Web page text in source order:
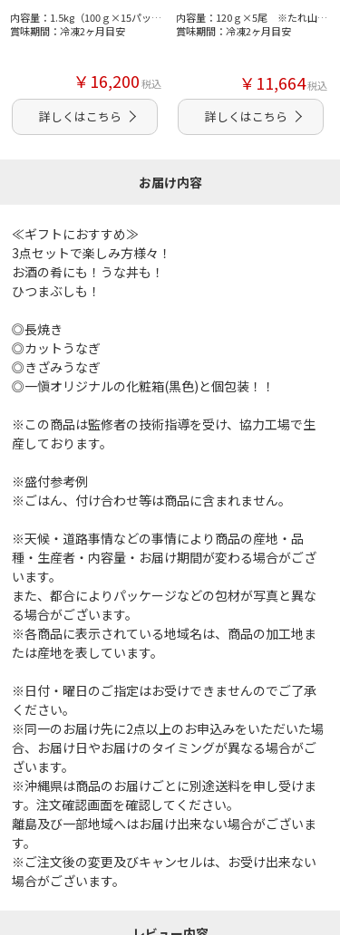
内容量：1.5kg（100ｇ×15パック） ※タレこみ
賞味期間：冷凍2ヶ月目安
￥16,200 税込
詳しくはこちら
内容量：120ｇ×5尾 ※たれ山椒付き
賞味期間：冷凍2ヶ月目安
￥11,664税込
詳しくはこちら
お届け内容
≪ギフトにおすすめ≫
3点セットで楽しみ方様々！
お酒の肴にも！うな丼も！
ひつまぶしも！
◎長焼き
◎カットうなぎ
◎きざみうなぎ
◎一愼オリジナルの化粧箱(黒色)と個包装！！
※この商品は監修者の技術指導を受け、協力工場で生
産しております。
※盛付参考例
※ごはん、付け合わせ等は商品に含まれません。
※天候・道路事情などの事情により商品の産地・品
種・生産者・内容量・お届け期間が変わる場合がござ
います。
また、都合によりパッケージなどの包材が写真と異な
る場合がございます。
※各商品に表示されている地域名は、商品の加工地ま
たは産地を表しています。
※日付・曜日のご指定はお受けできませんのでご了承
ください。
※同一のお届け先に2点以上のお申込みをいただいた場
合、お届け日やお届けのタイミングが異なる場合がご
ざいます。
※沖縄県は商品のお届けごとに別途送料を申し受けま
す。注文確認画面を確認してください。
離島及び一部地域へはお届け出来ない場合がございま
す。
※ご注文後の変更及びキャンセルは、お受け出来ない
場合がございます。